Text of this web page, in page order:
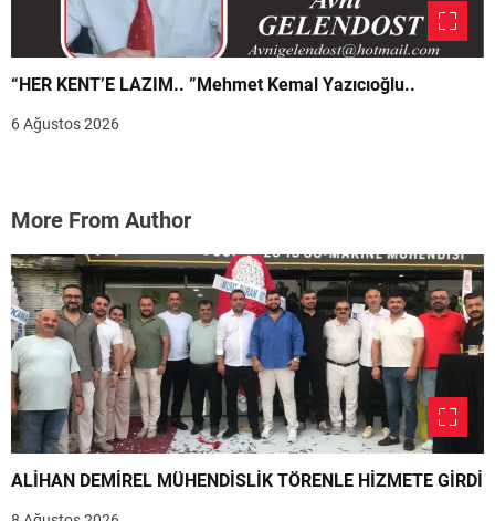
“HER KENT’E LAZIM.. ”Mehmet Kemal Yazıcıoğlu..
6 Ağustos 2026
More From Author
ALİHAN DEMİREL MÜHENDİSLİK TÖRENLE HİZMETE GİRDİ